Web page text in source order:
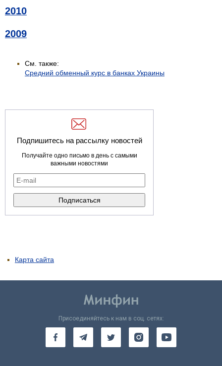
2010
2009
См. также:
Средний обменный курс в банках Украины
Подпишитесь на рассылку новостей
Получайте одно письмо в день с самыми
важными новостями
Карта сайта
Присоединяйтесь к нам в соц. сетях: